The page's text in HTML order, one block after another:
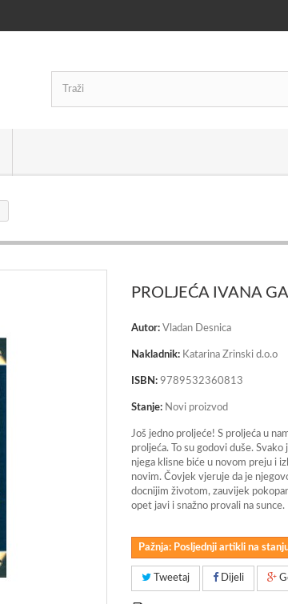
PROLJEĆA IVANA
Autor: Vladan Desnica
Nakladnik: Katarina Zrinski d.o.o
ISBN: 9789532360813
Stanje: Novi proizvod
Još jedno proljeće! S proljeća u
proljeća. To su godovi duše.
njega klisne biće u novom preju i
novim. Čovjek vjeruje da je
docnijim životom, zauvijek
opet javi i snažno provali na sunce.
Pažnja: Posljednji artikli na
Tweetaj Dijeli